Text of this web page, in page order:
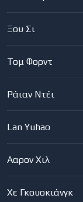
Ξου Σι
Τομ Φορντ
Ράιαν Ντέι
Lan Yuhao
Ααρον Χιλ
Χε Γκουοκιάνγκ